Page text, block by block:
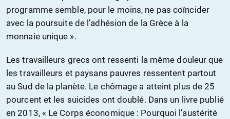
programme semble, pour le moins, ne pas coïncider
avec la poursuite de l’adhésion de la Grèce à la
monnaie unique ».
Les travailleurs grecs ont ressenti la même douleur que
les travailleurs et paysans pauvres ressentent partout
au Sud de la planète. Le chômage a atteint plus de 25
pourcent et les suicides ont doublé. Dans un livre publié
en 2013, « Le Corps économique : Pourquoi l’austérité